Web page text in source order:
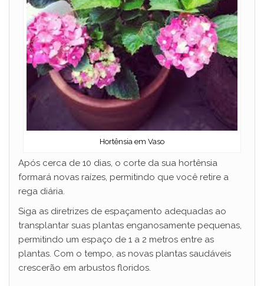
Hortênsia em Vaso
Após cerca de 10 dias, o corte da sua hortênsia
formará novas raízes, permitindo que você retire a
rega diária.
Siga as diretrizes de espaçamento adequadas ao
transplantar suas plantas enganosamente pequenas,
permitindo um espaço de 1 a 2 metros entre as
plantas. Com o tempo, as novas plantas saudáveis ​​
crescerão em arbustos floridos.